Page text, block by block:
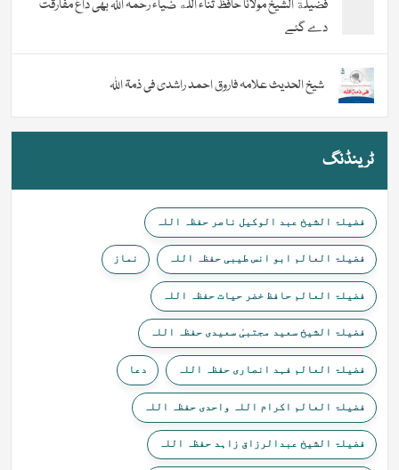
فضیلة الشيخ مولانا حافظ ثناء اللّٰه ضیاء رحمہ اللہ بھی داغ مفارقت
دے گئے
شیخ الحدیث علامہ فاروق احمد راشدی فی ذمۃ اللہ
ٹرینڈنگ
فضیلۃ الشیخ عبد الوکیل ناصر حفظہ اللہ
فضیلۃ العالم ابو انس طیبی حفظہ اللہ نماز
فضیلۃ العالم حافظ خضر حیات حفظہ اللہ
فضیلۃ الشیخ سعید مجتبیٰ سعیدی حفظہ اللہ
فضیلۃ العالم فہد انصاری حفظہ اللہ دعا
فضیلۃ العالم اکرام اللہ واحدی حفظہ اللہ
فضیلۃ الشیخ عبدالرزاق زاہد حفظہ اللہ